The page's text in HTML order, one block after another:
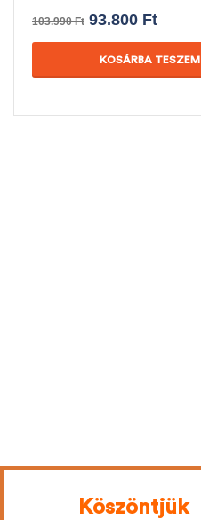
103.990Ft 93.800 Ft
KOSÁRBA TESZEM
Köszöntjük